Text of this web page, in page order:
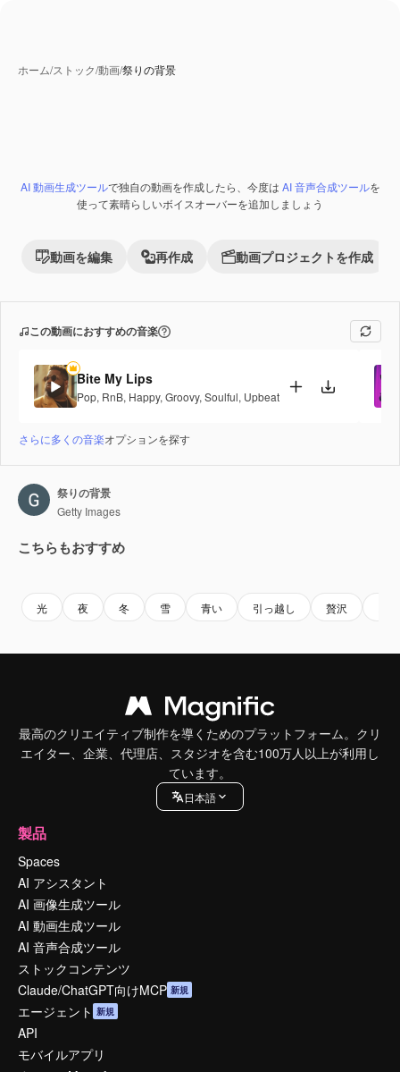
ホーム/ストック/動画/祭りの背景
Premium
AI 動画生成ツールで独自の動画を作成したら、今度は AI 音声合成ツールを
使って素晴らしいボイスオーバーを追加しましょう
動画を編集 再作成 動画プロジェクトを作成
この動画におすすめの音楽
Bite My Lips
Pop, RnB, Happy, Groovy, Soulful, Upbeat
さらに多くの音楽オプションを探す
祭りの背景
Getty Images
こちらもおすすめ
光 夜 冬 雪 青い 引っ越し 贅沢
最高のクリエイティブ制作を導くためのプラットフォーム。クリ
エイター、企業、代理店、スタジオを含む100万人以上が利用し
ています。
日本語
製品
Spaces
AI アシスタント
AI 画像生成ツール
AI 動画生成ツール
AI 音声合成ツール
ストックコンテンツ
Claude/ChatGPT向けMCP 新規
エージェント 新規
API
モバイルアプリ